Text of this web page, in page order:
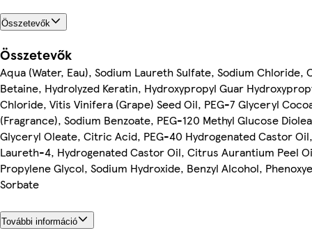
Összetevők
Összetevők
Aqua (Water, Eau), Sodium Laureth Sulfate, Sodium Chloride,
Betaine, Hydrolyzed Keratin, Hydroxypropyl Guar
Chloride, Vitis Vinifera (Grape) Seed Oil, PEG-7 Glyceryl
(Fragrance), Sodium Benzoate, PEG-120 Methyl Glucose
Glyceryl Oleate, Citric Acid, PEG-40 Hydrogenated Castor
Laureth-4, Hydrogenated Castor Oil, Citrus Aurantium Peel
Propylene Glycol, Sodium Hydroxide, Benzyl Alcohol,
Sorbate
További információ